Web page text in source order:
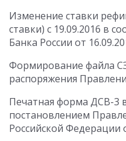
Изменение ставки
ставки) с 19.09.2016 в
Банка России от
Формирование файла
распоряжения
Печатная форма ДСВ-3
постановлением
Российской Федерации